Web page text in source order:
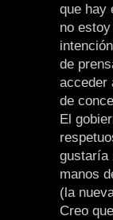
que hay
no
de
acceder
de
El
gustaría
manos
(la
Creo